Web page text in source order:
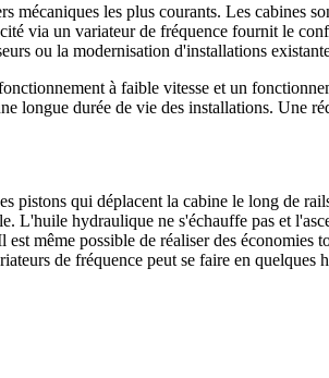
mécaniques les plus courants. Les
via un variateur de fréquence fournit le
ou la modernisation d'installations
à faible vitesse et un
longue durée de vie des installations. Une
pistons qui déplacent la cabine le long de
L'huile hydraulique ne s'échauffe pas et
même possible de réaliser des
de fréquence peut se faire en quelques